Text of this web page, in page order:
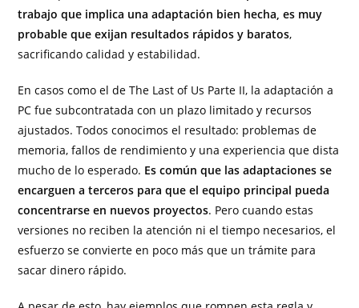
trabajo que implica una adaptación bien hecha, es muy
probable que exijan resultados rápidos y baratos,
sacrificando calidad y estabilidad.
En casos como el de The Last of Us Parte II, la adaptación a
PC fue subcontratada con un plazo limitado y recursos
ajustados. Todos conocimos el resultado: problemas de
memoria, fallos de rendimiento y una experiencia que dista
mucho de lo esperado. Es común que las adaptaciones se
encarguen a terceros para que el equipo principal pueda
concentrarse en nuevos proyectos. Pero cuando estas
versiones no reciben la atención ni el tiempo necesarios, el
esfuerzo se convierte en poco más que un trámite para
sacar dinero rápido.